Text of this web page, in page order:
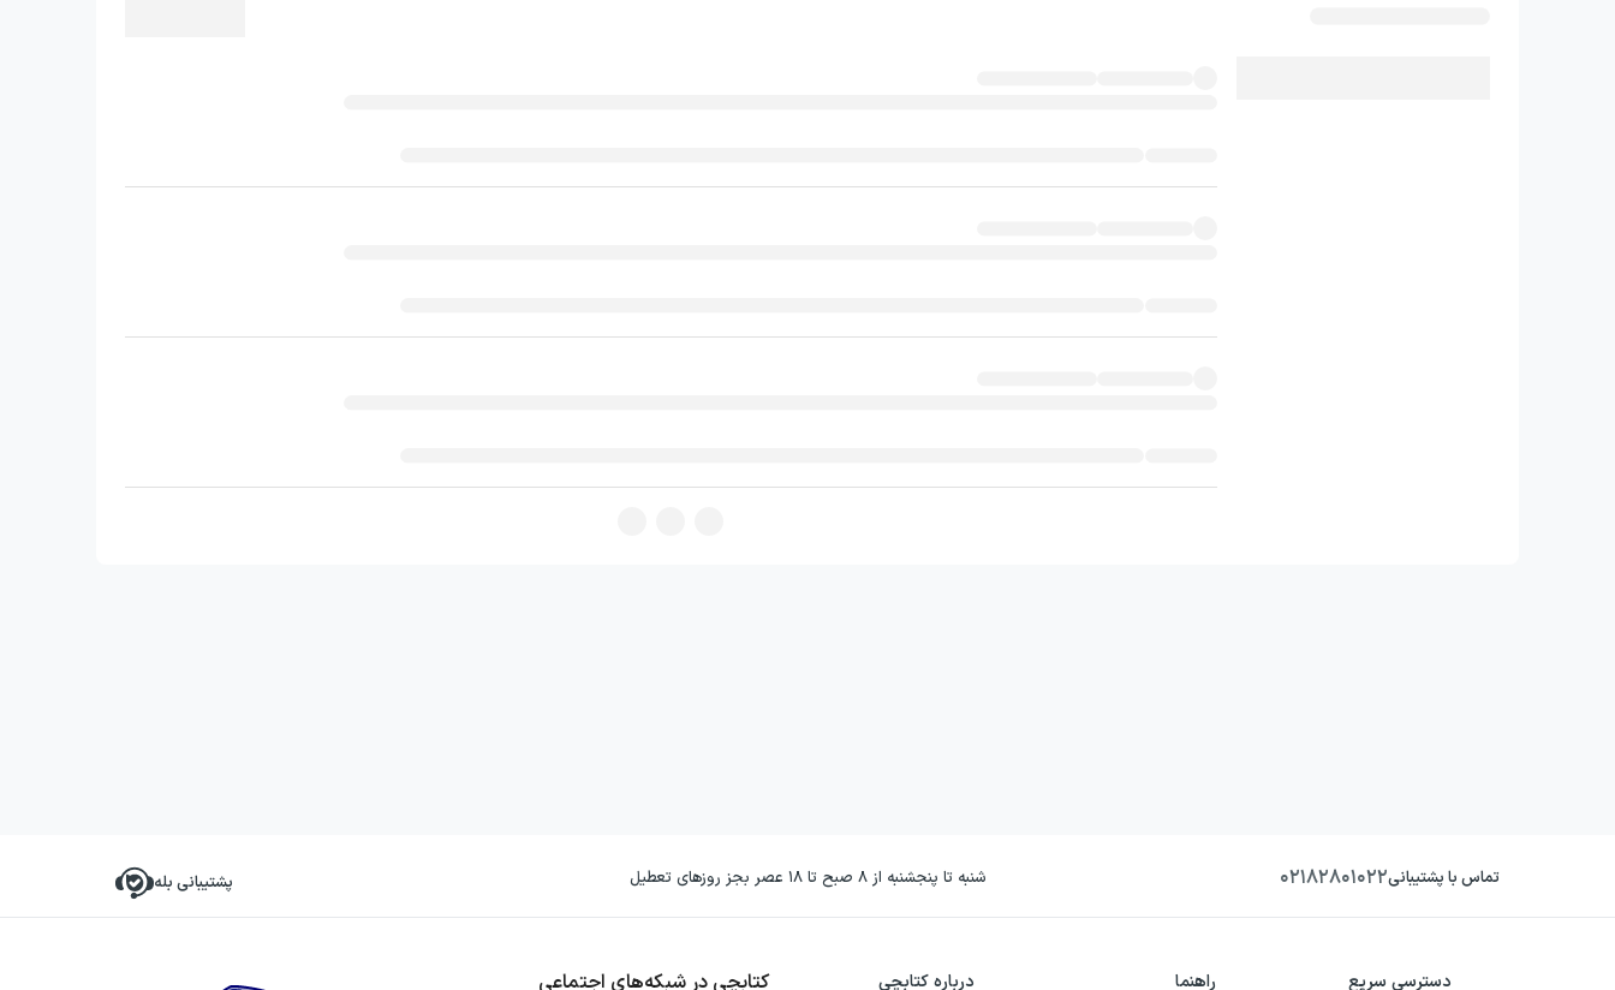
تماس با پشتیبانی۰۲۱۸۲۸۰۱۰۲۲ شنبه تا پنجشنبه از ۸ صبح تا ۱۸ عصر بجز روزهای تعطیل پشتیبانی بله
دسترسی سریع راهنما درباره کتابچی کتابچی در شبکه‌های اجتماعی